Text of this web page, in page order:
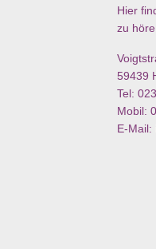
Hier
zu
59439
Tel:
Mobil:
E-Mail: